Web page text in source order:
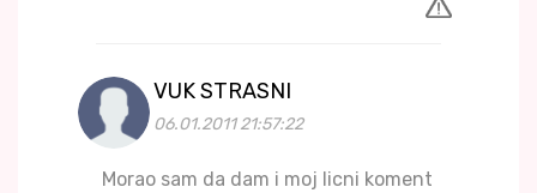
VUK STRASNI
06.01.2011 21:57:22
Morao sam da dam i moj licni koment